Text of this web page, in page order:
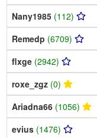
Nany1985 (112)
Remedp (6709)
flxge (2942)
roxe_zgz (0)
Ariadna66 (1056)
evius (1476)